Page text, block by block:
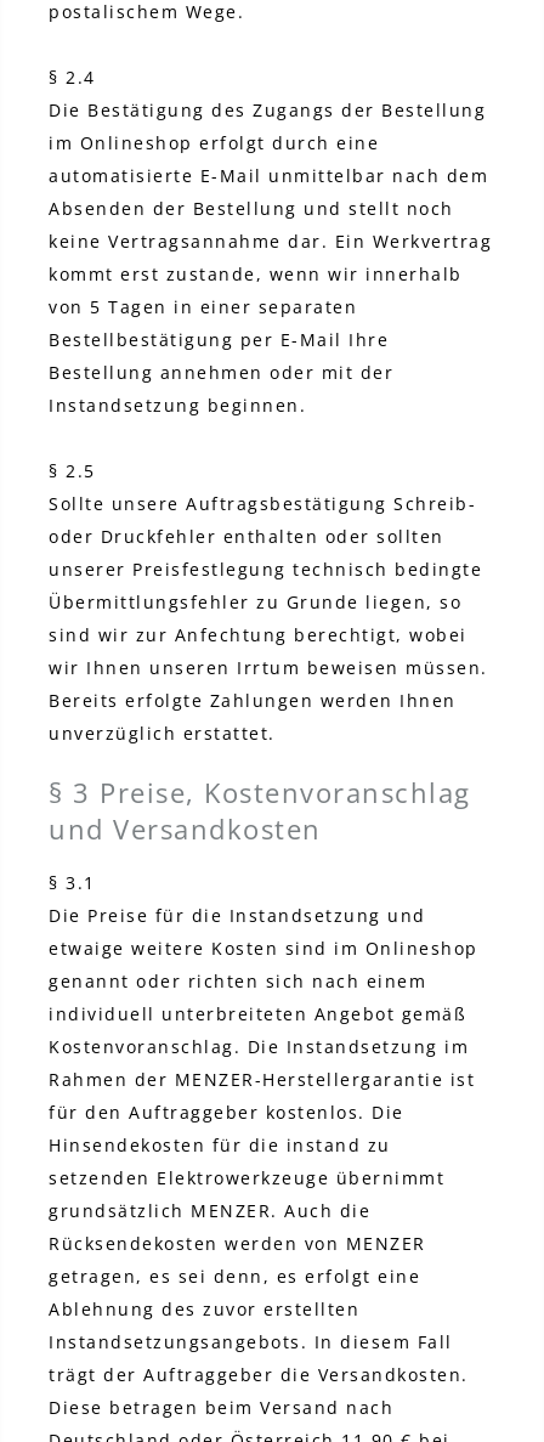
postalischem Wege.
§ 2.4
Die Bestätigung des Zugangs der Bestellung
im Onlineshop erfolgt durch eine
automatisierte E-Mail unmittelbar nach dem
Absenden der Bestellung und stellt noch
keine Vertragsannahme dar. Ein Werkvertrag
kommt erst zustande, wenn wir innerhalb
von 5 Tagen in einer separaten
Bestellbestätigung per E-Mail Ihre
Bestellung annehmen oder mit der
Instandsetzung beginnen.
§ 2.5
Sollte unsere Auftragsbestätigung Schreib-
oder Druckfehler enthalten oder sollten
unserer Preisfestlegung technisch bedingte
Übermittlungsfehler zu Grunde liegen, so
sind wir zur Anfechtung berechtigt, wobei
wir Ihnen unseren Irrtum beweisen müssen.
Bereits erfolgte Zahlungen werden Ihnen
unverzüglich erstattet.
§ 3 Preise, Kostenvoranschlag
und Versandkosten
§ 3.1
Die Preise für die Instandsetzung und
etwaige weitere Kosten sind im Onlineshop
genannt oder richten sich nach einem
individuell unterbreiteten Angebot gemäß
Kostenvoranschlag. Die Instandsetzung im
Rahmen der MENZER-Herstellergarantie ist
für den Auftraggeber kostenlos. Die
Hinsendekosten für die instand zu
setzenden Elektrowerkzeuge übernimmt
grundsätzlich MENZER. Auch die
Rücksendekosten werden von MENZER
getragen, es sei denn, es erfolgt eine
Ablehnung des zuvor erstellten
Instandsetzungsangebots. In diesem Fall
trägt der Auftraggeber die Versandkosten.
Diese betragen beim Versand nach